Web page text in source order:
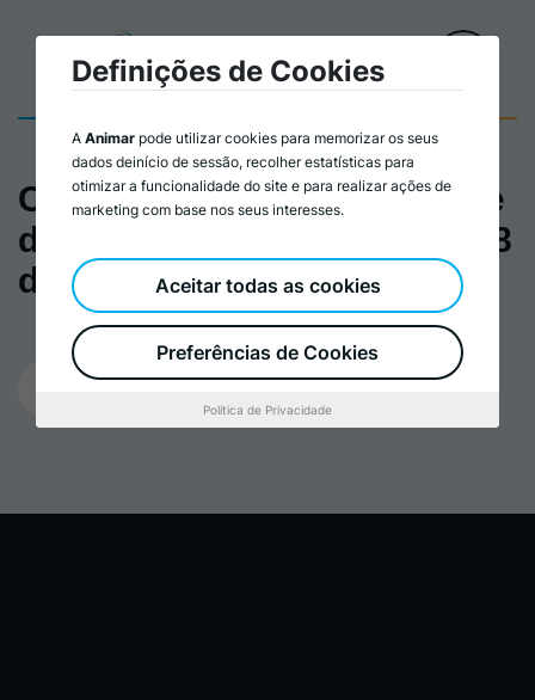
Cartaz Empreendedorismo e
de Ação Local | 4 de maio a 8
de julho de 2022
Definições de Cookies
A Animar pode utilizar cookies para memorizar os seus
dados deinício de sessão, recolher estatísticas para
otimizar a funcionalidade do site e para realizar ações de
marketing com base nos seus interesses.
Preferências de Cookies
Aceitar todas as cookies
Política de Privacidade